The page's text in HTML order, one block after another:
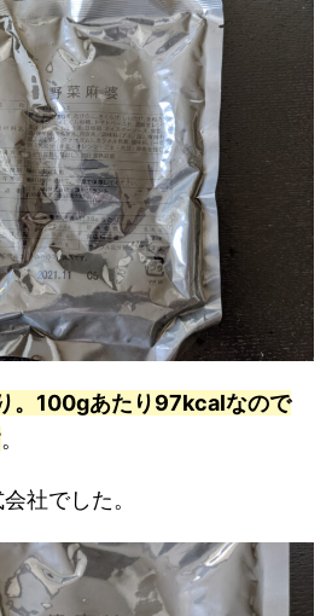
。100gあたり97kcalなので
。
社でした。